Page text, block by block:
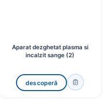
Aparat dezghetat plasma si
incalzit sange (2)
descoperă